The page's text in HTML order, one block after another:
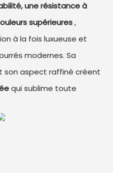
une résistance à
supérieures,
à la fois luxueuse et
modernes. Sa
aspect raffiné créent
qui sublime toute